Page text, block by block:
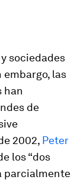
sociedades
las
han
de
2002, Peter
los “dos
parcialmente